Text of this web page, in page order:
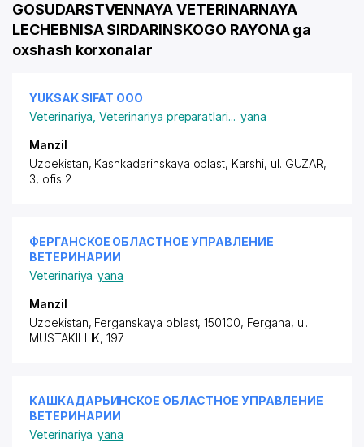
GOSUDARSTVENNAYA VETERINARNAYA
LECHEBNISA SIRDARINSKOGO RAYONA ga
oxshash korxonalar
YUKSAK SIFAT ООО
Veterinariya ,Veterinariya preparatlari... yana
Manzil
Uzbekistan, Kashkadarinskaya oblast, Karshi, ul. GUZAR,
3, ofis 2
ФЕРГАНСКОЕ ОБЛАСТНОЕ УПРАВЛЕНИЕ
ВЕТЕРИНАРИИ
Veterinariya yana
Manzil
Uzbekistan, Ferganskaya oblast, 150100, Fergana, ul.
MUSTAKILLIK, 197
КАШКАДАРЬИНСКОЕ ОБЛАСТНОЕ УПРАВЛЕНИЕ
ВЕТЕРИНАРИИ
Veterinariya yana